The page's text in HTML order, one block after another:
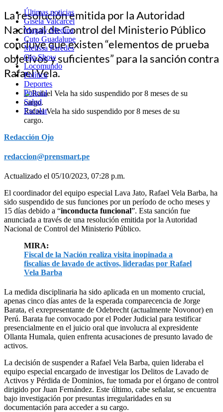
Últimas noticias
Gisela Valcarcel
Magaly Medina
Cuto Guadalupe
Melissa Paredes
Ojo Show
Locomundo
Política
Deportes
Policial
Salud
Escolar
La resolución emitida por la Autoridad
Nacional de Control del Ministerio Público
concluye que existen “elementos de prueba
objetivos y suficientes” para la sanción contra
Rafael Vela.
Rafael Vela ha sido suspendido por 8 meses de su
cargo.
Redacción Ojo
redaccion@prensmart.pe
Actualizado el 05/10/2023, 07:28 p.m.
El coordinador del equipo especial Lava Jato, Rafael Vela Barba, ha
sido suspendido de sus funciones por un período de ocho meses y
15 días debido a “inconducta funcional”. Esta sanción fue
anunciada a través de una resolución emitida por la Autoridad
Nacional de Control del Ministerio Público.
MIRA:
Fiscal de la Nación realiza visita inopinada a
fiscalías de lavado de activos, lideradas por Rafael
Vela Barba
La medida disciplinaria ha sido aplicada en un momento crucial,
apenas cinco días antes de la esperada comparecencia de Jorge
Barata, el exrepresentante de Odebrecht (actualmente Novonor) en
Perú. Barata fue convocado por el Poder Judicial para testificar
presencialmente en el juicio oral que involucra al expresidente
Ollanta Humala, quien enfrenta acusaciones de presunto lavado de
activos.
La decisión de suspender a Rafael Vela Barba, quien lideraba el
equipo especial encargado de investigar los Delitos de Lavado de
Activos y Pérdida de Dominios, fue tomada por el órgano de control
dirigido por Juan Fernández. Este último, cabe señalar, se encuentra
bajo investigación por presuntas irregularidades en su
documentación para acceder a su cargo.